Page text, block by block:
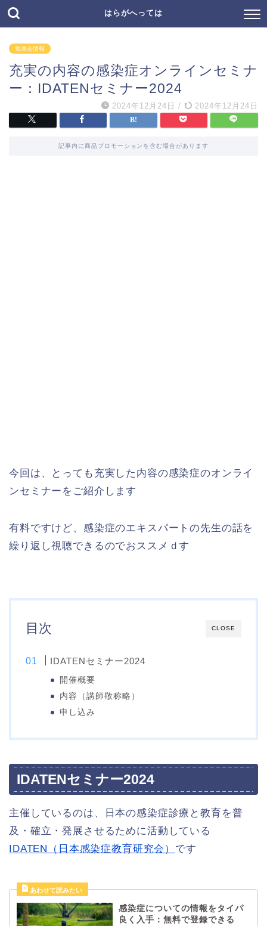
はらがへっては
勉強会情報
充実の内容の感染症オンラインセミナ
ー：IDATENセミナー2024
2024年12月24日 / 2024年12月24日
記事内に商品プロモーションを含む場合があります
今回は、とっても充実した内容の感染症のオンライ
ンセミナーをご紹介します
有料ですけど、感染症のエキスパートの先生の話を
繰り返し視聴できるのでおススメｄす
CLOSE
目次
IDATENセミナー2024
開催概要
内容（講師敬称略）
申し込み
IDATENセミナー2024
主催しているのは、日本の感染症診療と教育を普
及・確立・発展させるために活動している
IDATEN（日本感染症教育研究会） です
感染症についての情報をタイパ
良く入手：無料で登録できる